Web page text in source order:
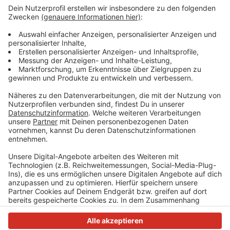
Das gesamte Wissen ist immer dabei: Dank
quasi das sämtliches Wissen der Menschheit ständig
in der Hosentasche. Immerhin gibt es fast 3 Millionen
deutsche Wikipedia-Artikel. Und unser Moderator
Hendrik Frost dachte sich: 'Es wird Zeit, dass sich das
Anzeige
Anzeige